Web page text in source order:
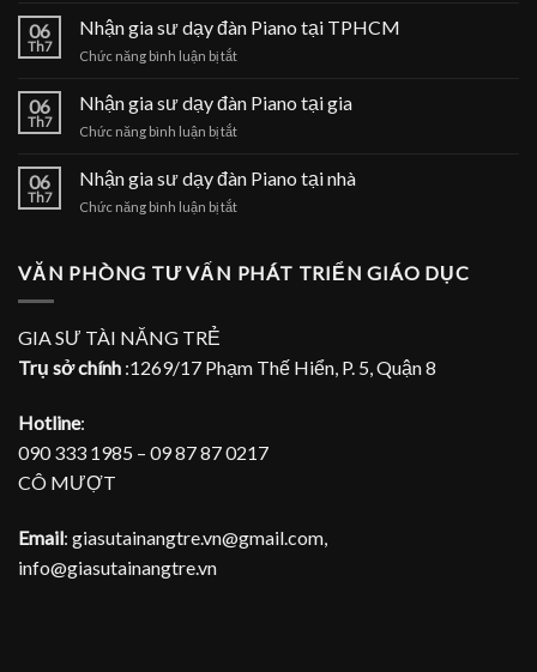
dạy
đàn
tại
06
Th7
Nhận gia sư dạy đàn Piano tại TPHCM
Chức năng bình luận bị tắtở
gia
sư
dạy
Piano
TPHCM
06
Th7
Nhận gia sư dạy đàn Piano tại gia
Chức năng bình luận bị tắtở
gia
sư
dạy
tại
06
Th7
Nhận gia sư dạy đàn Piano tại nhà
Chức năng bình luận bị tắtở
sư
nhà
VĂN PHÒNG TƯ VẤN PHÁT TRIỂN GIÁO DỤC
GIA SƯ TÀI NĂNG TRẺ
Trụ sở chính :1269/17 Phạm Thế Hiển, P. 5, Quận 8
Hotline:
090 333 1985 – 09 87 87 0217
CÔ MƯỢT
Email: giasutainangtre.vn@gmail.com,
info@giasutainangtre.vn